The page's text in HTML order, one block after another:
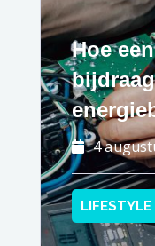
Hoe
4
LIFESTYLE